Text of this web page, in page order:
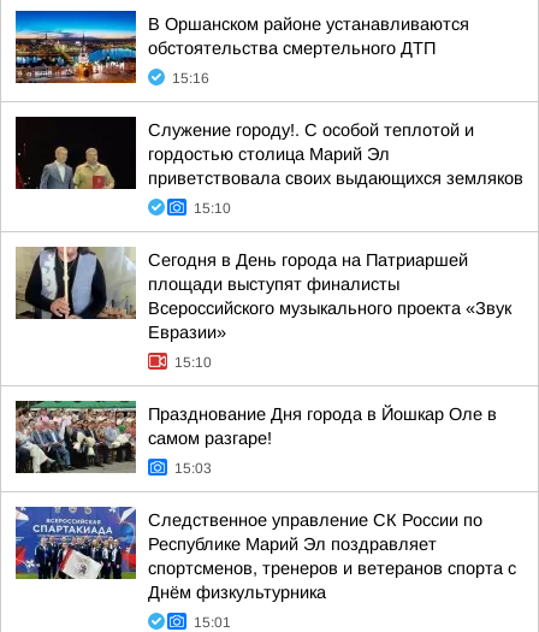
В Оршанском районе устанавливаются
обстоятельства смертельного ДТП
15:16
Служение городу!. С особой теплотой и
гордостью столица Марий Эл
приветствовала своих выдающихся земляков
15:10
Сегодня в День города на Патриаршей
площади выступят финалисты
Всероссийского музыкального проекта «Звук
Евразии»
15:10
Празднование Дня города в Йошкар Оле в
самом разгаре!
15:03
Следственное управление СК России по
Республике Марий Эл поздравляет
спортсменов, тренеров и ветеранов спорта с
Днём физкультурника
15:01